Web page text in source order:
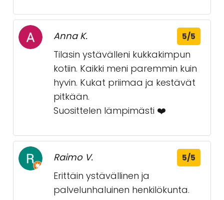
Marja K. 5/5
Lapseni lähetti minulle
kukkakimpun syntymäpäivän
onnitteluni merkeissä.
Kukkakimppu oli supernätti ja
kukat kestivät melkein kaksi
palvelua heiltä.
Anna K. 5/5